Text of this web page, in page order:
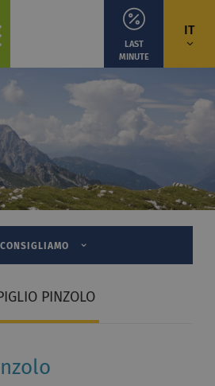
IT
LAST
MINUTE
PINZOLO